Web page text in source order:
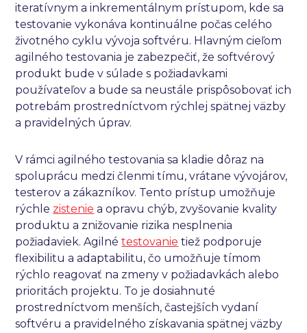
Jazyk
iteratívnym a inkrementálnym prístupom, kde sa
testovanie vykonáva kontinuálne počas celého
životného cyklu vývoja softvéru. Hlavným cieľom
agilného testovania je zabezpečiť, že softvérový
produkt bude v súlade s požiadavkami
používateľov a bude sa neustále prispôsobovať ich
potrebám prostredníctvom rýchlej spätnej väzby
a pravidelných úprav.
V rámci agilného testovania sa kladie dôraz na
spoluprácu medzi členmi tímu, vrátane vývojárov,
testerov a zákazníkov. Tento prístup umožňuje
rýchle zistenie a opravu chýb, zvyšovanie kvality
produktu a znižovanie rizika nesplnenia
požiadaviek. Agilnétestovanie tiež podporuje
flexibilitu a adaptabilitu, čo umožňuje tímom
rýchlo reagovať na zmeny v požiadavkách alebo
prioritách projektu. To je dosiahnuté
prostredníctvom menších, častejších vydaní
softvéru a pravidelného získavania spätnej väzby